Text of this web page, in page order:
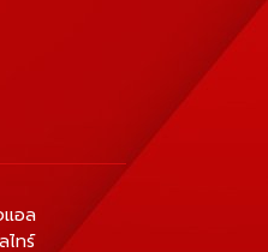
แอล
ไทร์